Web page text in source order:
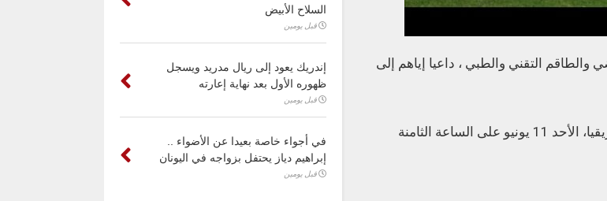
والطاقم التقني والطبي ، داعيا إياهم إلى
يشار إلى أن الوداد يستقبل الأهلي في إياب نهائي دوري أبطال إفريقيا، الأحد 11 يونيو على الساعة الثامنة
السلاح الأبيض
قبل يومين
إندريك يعود إلى ريال مدريد ويسجل
ظهوره الأول بعد نهاية إعارته
قبل يومين
في أجواء خاصة بعيدا عن الأضواء ..
إبراهيم دياز يحتفل بزواجه في اليونان
قبل يومين